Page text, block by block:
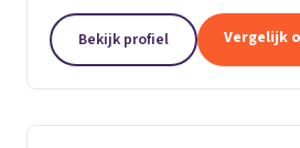
Bekijk profiel Vergelijk